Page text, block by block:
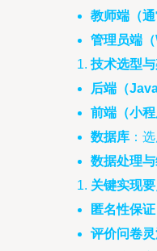
教师端（
管理员端（
技术选型
后端（Java
前端（小程
数据库 ：
数据处理
关键实现
匿名性保证
评价问卷